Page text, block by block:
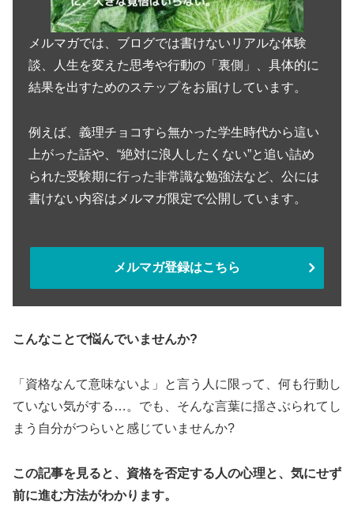
メルマガでは、ブログでは書けないリアルな体験
談、人生を変えた思考や行動の「裏側」、具体的に
結果を出すためのステップをお届けしています。
例えば、義理チョコすら無かった学生時代から這い
上がった話や、“絶対に浪人したくない”と追い詰め
られた受験期に行った非常識な勉強法など、公には
書けない内容はメルマガ限定で公開しています。
メルマガ登録はこちら
こんなことで悩んでいませんか?
「資格なんて意味ないよ」と言う人に限って、何も行動し
ていない気がする…。でも、そんな言葉に揺さぶられてし
まう自分がつらいと感じていませんか?
この記事を見ると、資格を否定する人の心理と、気にせず
前に進む方法がわかります。